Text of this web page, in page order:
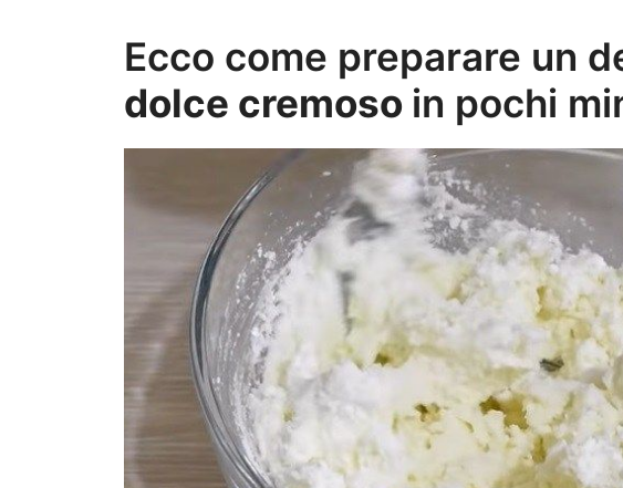
Ecco come preparare un
dolce cremoso in pochi